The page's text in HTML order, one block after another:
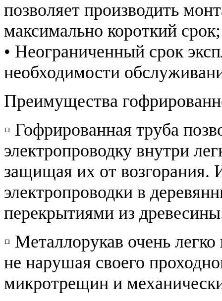
позволяет производить
максимально короткий срок;
• Неограниченный срок
необходимости
Преимущества
▫ Гофрированная труба
электропроводку внутри
защищая их от возгорания.
электропроводки в
перекрытиями из
▫ Металлорукав очень
не нарушая своего
микротрещин и